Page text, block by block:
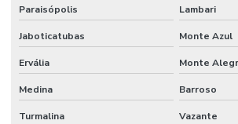
Paraisópolis Lambari
Jaboticatubas Monte Azul
Ervália Monte
Medina Barroso
Turmalina Vazante